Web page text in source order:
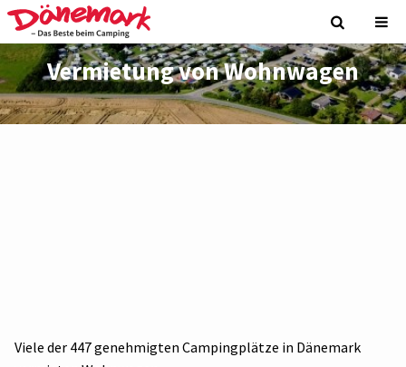
Vermietung von Wohnwagen
Viele der 447 genehmigten Campingplätze in Dänemark